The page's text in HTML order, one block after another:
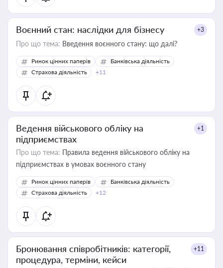
Воєнний стан: наслідки для бізнесу +3
Про що тема: Введення воєнного стану: що далі?
Ринок цінних паперів
Банківська діяльність
Страхова діяльність
+11
Ведення військового обліку на
підприємствах
+1
Про що тема: Правила ведення військового обліку на
підприємствах в умовах воєнного стану
Ринок цінних паперів
Банківська діяльність
Страхова діяльність
+12
Бронювання співробітників: категорії,
процедура, терміни, кейси
+11